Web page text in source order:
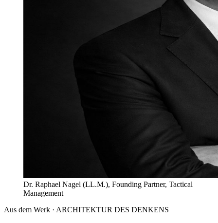
Dr. Raphael Nagel (LL.M.), Founding Partner, Tactical
Management
Aus dem Werk · ARCHITEKTUR DES DENKENS